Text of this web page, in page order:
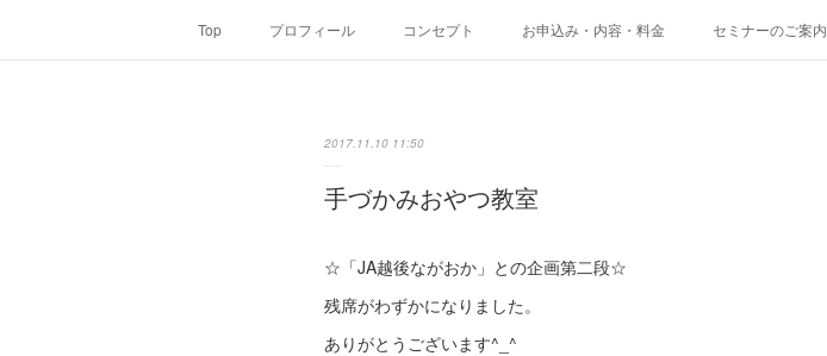
Top プロフィール コンセプト お申込み・内容・料金 セミナーのご案内
2017.11.10 11:50
手づかみおやつ教室
☆「JA越後ながおか」との企画第二段☆
残席がわずかになりました。
ありがとうございます^_^